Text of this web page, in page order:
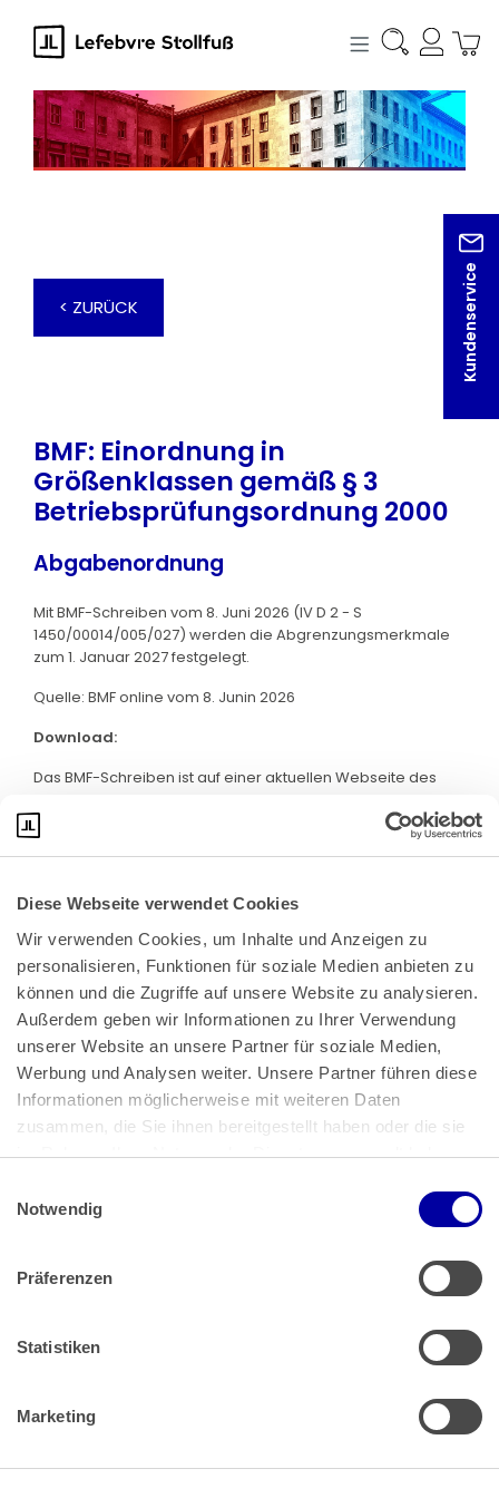
Diese Webseite verwendet Cookies
Wir verwenden Cookies, um Inhalte und Anzeigen zu
personalisieren, Funktionen für soziale Medien anbieten zu
können und die Zugriffe auf unsere Website zu analysieren.
Außerdem geben wir Informationen zu Ihrer Verwendung
unserer Website an unsere Partner für soziale Medien,
Werbung und Analysen weiter. Unsere Partner führen diese
Informationen möglicherweise mit weiteren Daten
zusammen, die Sie ihnen bereitgestellt haben oder die sie
im Rahmen Ihrer Nutzung der Dienste gesammelt haben.
Impressum
Notwendig
Präferenzen
Statistiken
Marketing
springen
Kundenservice
< ZURÜCK
BMF: Einordnung in
Größenklassen gemäß § 3
Betriebsprüfungsordnung 2000
Abgabenordnung
Mit BMF-Schreiben vom 8. Juni 2026 (IV D 2 - S
1450/00014/005/027) werden die Abgrenzungsmerkmale
zum 1. Januar 2027 festgelegt.
Quelle: BMF online vom 8. Junin 2026
Download:
Das BMF-Schreiben ist auf einer aktuellen Webseite des
Bundeskanzlerplatz 2
53113 Bonn
Pressemitteilungen|AGB
Impressum|Datenschutz
Muster Widerrufsformular (PDF)
Barrierefreiheit